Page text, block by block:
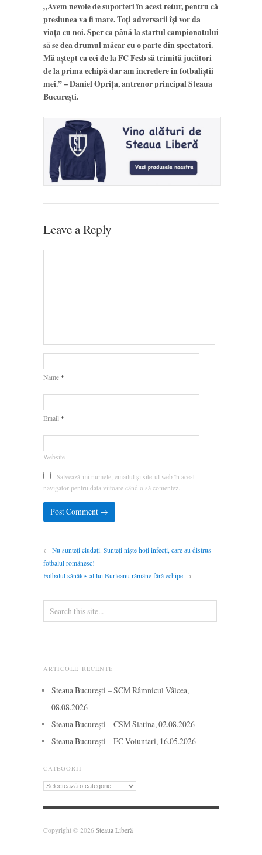
„Avem nevoie de suporteri în acest retur, pentru că
presiunea va fi mare. Toți adversarii își vor da
viața cu noi. Sper ca până la startul campionatului
să se dea drumul măcar cu o parte din spectatori.
Mă aștept ca cei de la FC Fcsb să trimită jucători
de la prima echipă dar am încredere în fotbaliștii
mei.” – Daniel Oprița, antrenor principal Steaua
București.
Leave a Reply
Name *
Email *
Website
Salvează-mi numele, emailul și site-ul web în acest
navigator pentru data viitoare când o să comentez.
← Nu sunteți ciudați. Sunteți niște hoți infecți, care au distrus
fotbalul românesc!
Fotbalul sănătos al lui Burleanu rămâne fără echipe →
ARTICOLE RECENTE
Steaua București – SCM Râmnicul Vâlcea,
08.08.2026
Steaua București – CSM Slatina, 02.08.2026
Steaua București – FC Voluntari, 16.05.2026
CATEGORII
Categorii
Copyright © 2026 Steaua Liberă